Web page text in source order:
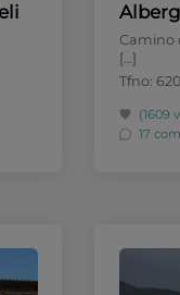
Camino
[…]
Tfno: 620
(1609
17